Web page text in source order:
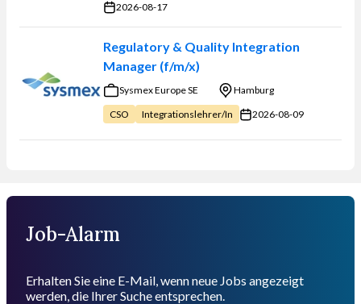
2026-08-17
Regulatory & Quality Integration
Manager (f/m/x)
Sysmex Europe SE
Hamburg
CSO
Integrationslehrer/in 2026-08-09
Job-Alarm
Erhalten Sie eine E-Mail, wenn neue Jobs angezeigt
werden, die Ihrer Suche entsprechen.